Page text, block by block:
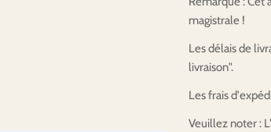
magistrale !
Les délais de
livraison".
Les frais
Veuillez noter :